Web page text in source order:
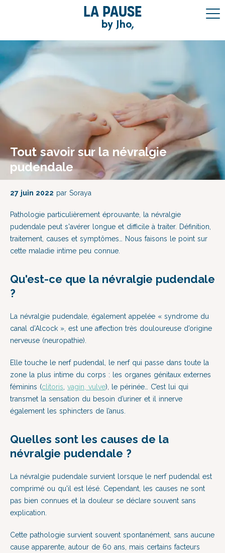
La pause
by Jho,
Tout savoir sur la névralgie
pudendale
27 juin 2022 par Soraya
Pathologie particulièrement éprouvante, la névralgie
pudendale peut s'avérer longue et difficile à traiter. Définition,
traitement, causes et symptômes… Nous faisons le point sur
cette maladie intime peu connue.
Qu'est-ce que la névralgie pudendale
?
La névralgie pudendale, également appelée « syndrome du
canal d’Alcock », est une affection très douloureuse d’origine
nerveuse (neuropathie).
Elle touche le nerf pudendal, le nerf qui passe dans toute la
zone la plus intime du corps : les organes génitaux externes
féminins (clitoris, vagin, vulve), le périnée… C’est lui qui
transmet la sensation du besoin d’uriner et il innerve
également les sphincters de l’anus.
Quelles sont les causes de la
névralgie pudendale ?
La névralgie pudendale survient lorsque le nerf pudendal est
comprimé ou qu'il est lésé. Cependant, les causes ne sont
pas bien connues et la douleur se déclare souvent sans
explication.
Cette pathologie survient souvent spontanément, sans aucune
cause apparente, autour de 60 ans, mais certains facteurs